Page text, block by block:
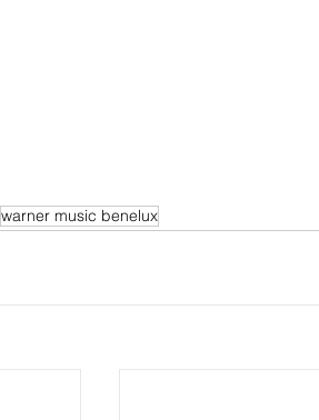
warner music benelux